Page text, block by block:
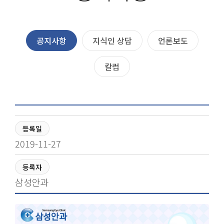
공지사항 지식인 상담 언론보도
칼럼
등록일
2019-11-27
등록자
삼성안과